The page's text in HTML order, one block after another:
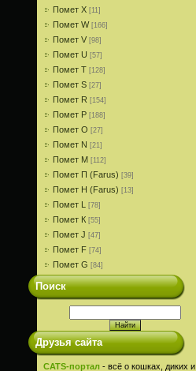
Помет X [11]
Помет W [166]
Помет V [98]
Помет U [57]
Помет T [128]
Помет S [27]
Помет R [154]
Помет P [188]
Помет О [27]
Помет N [21]
Помет M [112]
Помет П (Farus) [39]
Помет Н (Farus) [13]
Помет L [78]
Помет К [55]
Помет J [47]
Помет F [74]
Помет G [84]
Поиск
Друзья сайта
CATS-портал - всё о кошках, диких и